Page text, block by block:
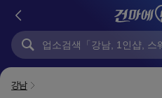
강남